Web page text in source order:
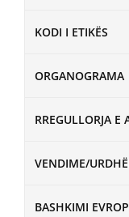
KODI I ETIKËS
ORGANOGRAMA
RREGULLORJA E
VENDIME/
BASHKIMI